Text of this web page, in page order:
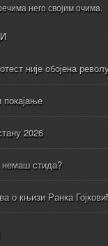
него својим очима.
није обојена
2026
немаш стида?
о књизи Ранка